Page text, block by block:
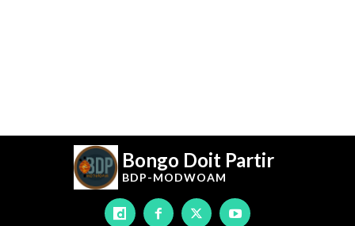
Bongo Doit Partir
BDP-MODWOAM